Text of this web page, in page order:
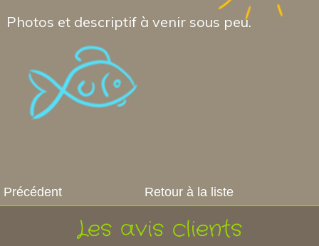
Photos et descriptif à venir sous peu.
Précédent Retour à la liste
Les avis clients